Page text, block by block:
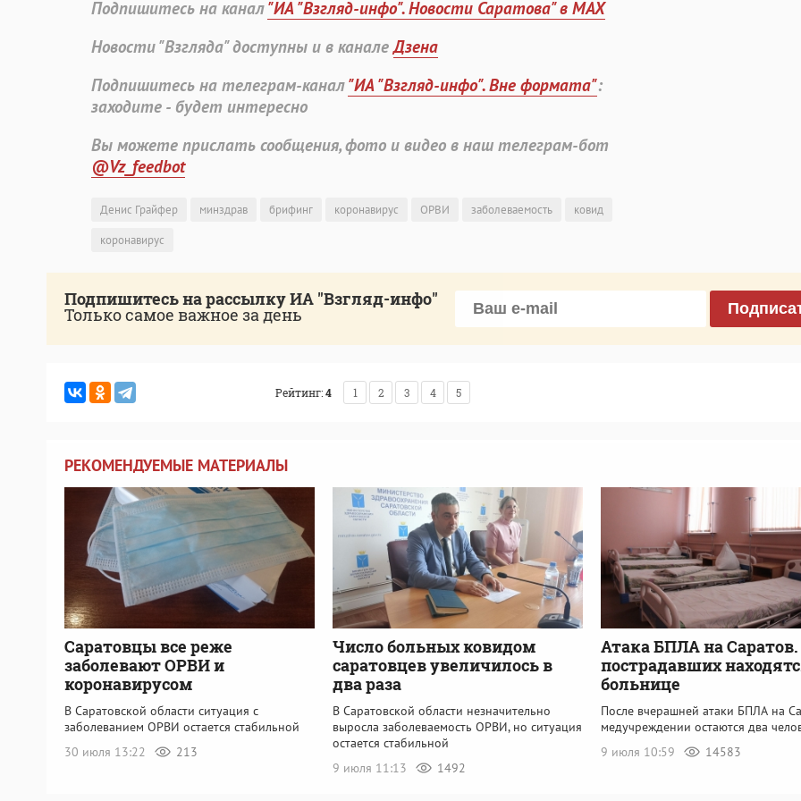
Подпишитесь на канал"ИА "Взгляд-инфо". Новости Саратова" в MAX
Новости "Взгляда" доступны и в каналеДзена
Подпишитесь на телеграм-канал"ИА "Взгляд-инфо". Вне формата":
заходите - будет интересно
Вы можете прислать сообщения, фото и видео в наш телеграм-бот
@Vz_feedbot
Денис Грайфер минздрав брифинг коронавирус ОРВИ заболеваемость
ковид
коронавирус
Подпишитесь на рассылку ИА "Взгляд-инфо"
Только самое важное за день
Рейтинг:4 1 2 3 4 5
РЕКОМЕНДУЕМЫЕ МАТЕРИАЛЫ
Саратовцы все реже
заболевают ОРВИ и
коронавирусом
В Саратовской области ситуация с
заболеванием ОРВИ остается стабильной
30 июля 13:22
213
Число больных ковидом
саратовцев увеличилось в
два раза
В Саратовской области незначительно
выросла заболеваемость ОРВИ, но ситуация
остается стабильной
9 июля 11:13
1492
Атака БПЛА на
пострадавших
больнице
После вчерашней атаки БПЛА на
медучреждении остаются два
9 июля 10:59
14583